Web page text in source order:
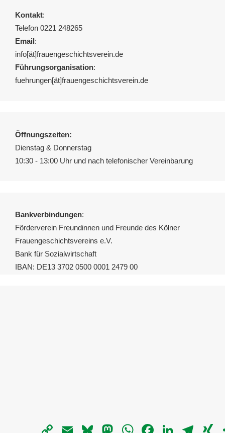
Kontakt:
Telefon 0221 248265
Email:
info[ät]frauengeschichtsverein.de
Führungsorganisation:
fuehrungen[ät]frauengeschichtsverein.de
Öffnungszeiten:
Dienstag & Donnerstag
10:30 - 13:00 Uhr und nach telefonischer Vereinbarung
Bankverbindungen:
Förderverein Freundinnen und Freunde des Kölner
Frauengeschichtsvereins e.V.
Bank für Sozialwirtschaft
IBAN: DE13 3702 0500 0001 2479 00
Copy
Email Bluesky MastodonWhatsAppFacebookLinkedIn